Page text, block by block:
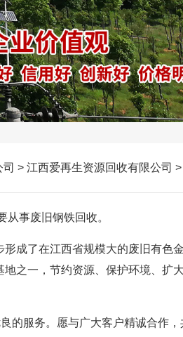
> 江西爱再生资源回收有限公司
从事废旧钢铁回收。
成了在江西省规模大的废旧有色
地之一，节约资源、保护环境、扩
务。愿与广大客户精诚合作